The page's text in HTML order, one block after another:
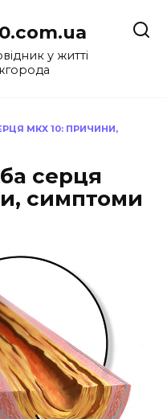
у житті
МКХ 10: ПРИЧИНИ,
серця
симптоми